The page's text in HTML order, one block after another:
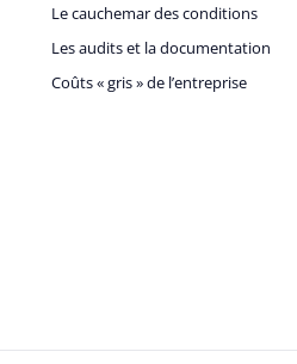
Le cauchemar des conditions
Les audits et la documentation
Coûts « gris » de l’entreprise